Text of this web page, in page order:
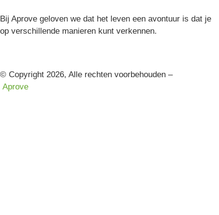
Bij Aprove geloven we dat het leven een avontuur is dat je
op verschillende manieren kunt verkennen.
© Copyright 2026, Alle rechten voorbehouden –
Aprove